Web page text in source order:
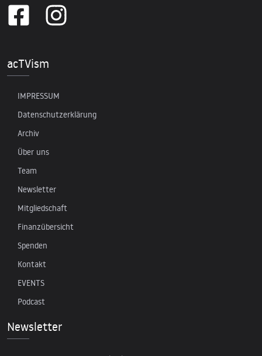
acTVism
IMPRESSUM
Datenschutzerklärung
Archiv
Über uns
Team
Newsletter
Mitgliedschaft
Finanzübersicht
Spenden
Kontakt
EVENTS
Podcast
Newsletter